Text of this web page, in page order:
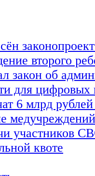
второго
закон об
для
6 млрд рублей
медучреждений
участников
квоте